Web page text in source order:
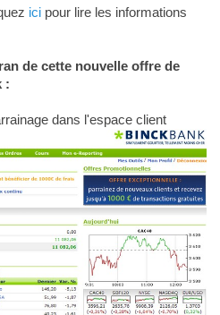
icipour lire les informations
de cette nouvelle offre de
:
dans l'espace client